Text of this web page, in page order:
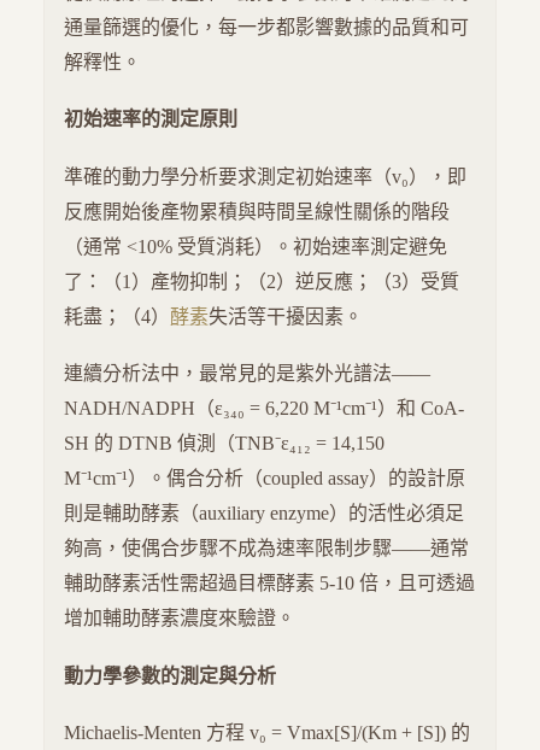
通量篩選的優化，每一步都影響數據的品質和可
解釋性。
初始速率的測定原則
準確的動力學分析要求測定初始速率（v₀），即
反應開始後產物累積與時間呈線性關係的階段
（通常 <10% 受質消耗）。初始速率測定避免
了：（1）產物抑制；（2）逆反應；（3）受質
耗盡；（4） 酵素失活等干擾因素。
連續分析法中，最常見的是紫外光譜法——
NADH/NADPH（ε₃₄₀ = 6,220 M⁻¹cm⁻¹）和 CoA-
SH 的 DTNB 偵測（TNB⁻ε₄₁₂ = 14,150
M⁻¹cm⁻¹）。偶合分析（coupled assay）的設計原
則是輔助酵素（auxiliary enzyme）的活性必須足
夠高，使偶合步驟不成為速率限制步驟——通常
輔助酵素活性需超過目標酵素 5-10 倍，且可透過
增加輔助酵素濃度來驗證。
動力學參數的測定與分析
Michaelis-Menten 方程 v₀ = Vmax[S]/(Km + [S]) 的